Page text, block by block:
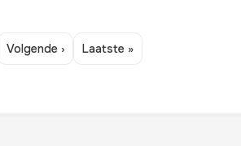
Volgende › Laatste »